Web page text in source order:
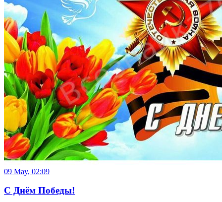
09 May, 02:09
С Днём Победы!